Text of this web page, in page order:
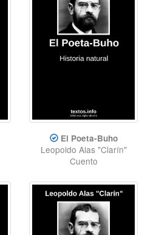
El Poeta-Buho
Leopoldo Alas "Clarín"
Cuento